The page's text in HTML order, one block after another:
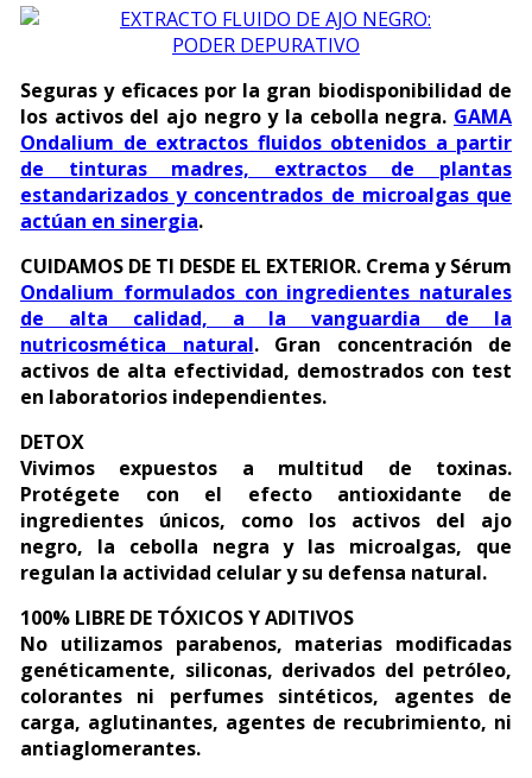
Seguras y eficaces por la gran biodisponibilidad de
los activos del ajo negro y la cebolla negra. GAMA
Ondalium de extractos fluidos obtenidos a partir
de tinturas madres, extractos de plantas
estandarizados y concentrados de microalgas que
actúan en sinergia.
CUIDAMOS DE TI DESDE EL EXTERIOR. Crema y Sérum
Ondalium formulados con ingredientes naturales
de alta calidad, a la vanguardia de la
nutricosmética natural. Gran concentración de
activos de alta efectividad, demostrados con test
en laboratorios independientes.
DETOX
Vivimos expuestos a multitud de toxinas.
Protégete con el efecto antioxidante de
ingredientes únicos, como los activos del ajo
negro, la cebolla negra y las microalgas, que
regulan la actividad celular y su defensa natural.
100% LIBRE DE TÓXICOS Y ADITIVOS
No utilizamos parabenos, materias modificadas
genéticamente, siliconas, derivados del petróleo,
colorantes ni perfumes sintéticos, agentes de
carga, aglutinantes, agentes de recubrimiento, ni
antiaglomerantes.